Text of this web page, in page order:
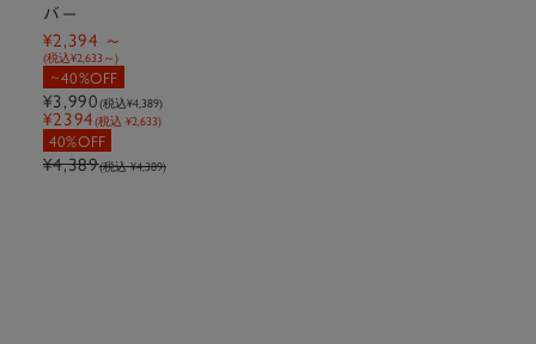
バー
¥2,394
(税込¥2,633 )
40%OFF
¥3,990(税込¥4,389)
¥2394(税込 ¥2,633)
40%OFF
¥4,389(税込 ¥4,389)